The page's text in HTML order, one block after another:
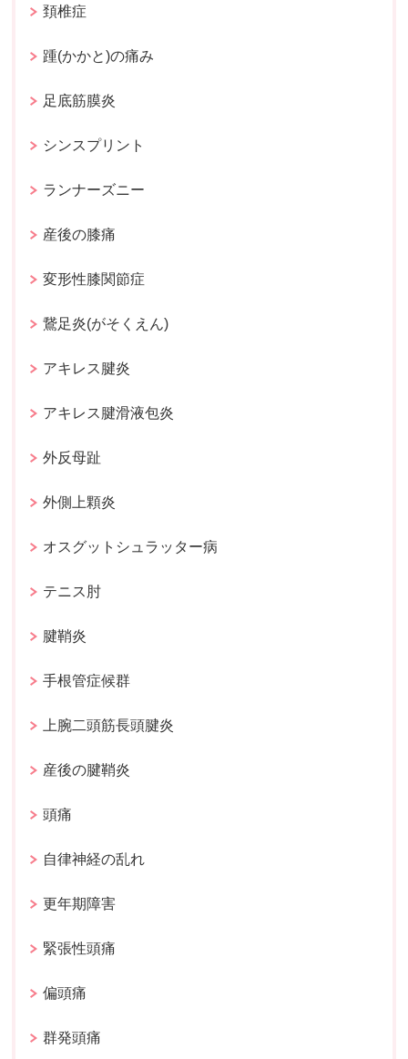
頚椎症
踵(かかと)の痛み
足底筋膜炎
シンスプリント
ランナーズニー
産後の膝痛
変形性膝関節症
鵞足炎(がそくえん)
アキレス腱炎
アキレス腱滑液包炎
外反母趾
外側上顆炎
オスグットシュラッター病
テニス肘
腱鞘炎
手根管症候群
上腕二頭筋長頭腱炎
産後の腱鞘炎
頭痛
自律神経の乱れ
更年期障害
緊張性頭痛
偏頭痛
群発頭痛